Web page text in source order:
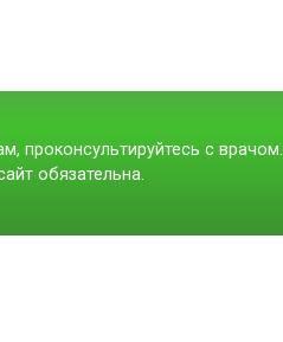
проконсультируйтесь с врачом.
обязательна.